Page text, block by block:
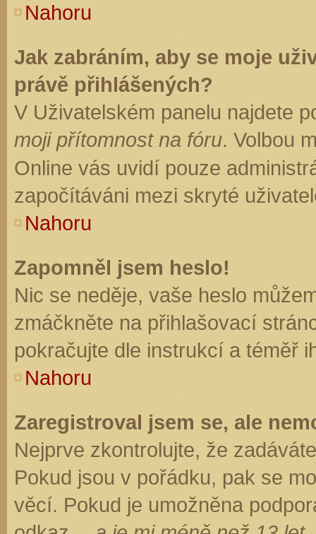
Nahoru
Jak zabráním, aby se moje
právě přihlášených?
V Uživatelském panelu najdete
moji přítomnost na fóru. Volbou
Online vás uvidí pouze
započítáváni mezi skryté
Nahoru
Zapomněl jsem heslo!
Nic se neděje, vaše heslo
zmáčkněte na přihlašovací
pokračujte dle instrukcí a téměř
Nahoru
Zaregistroval jsem se, ale
Nejprve zkontrolujte, že
Pokud jsou v pořádku, pak se
věcí. Pokud je umožněna